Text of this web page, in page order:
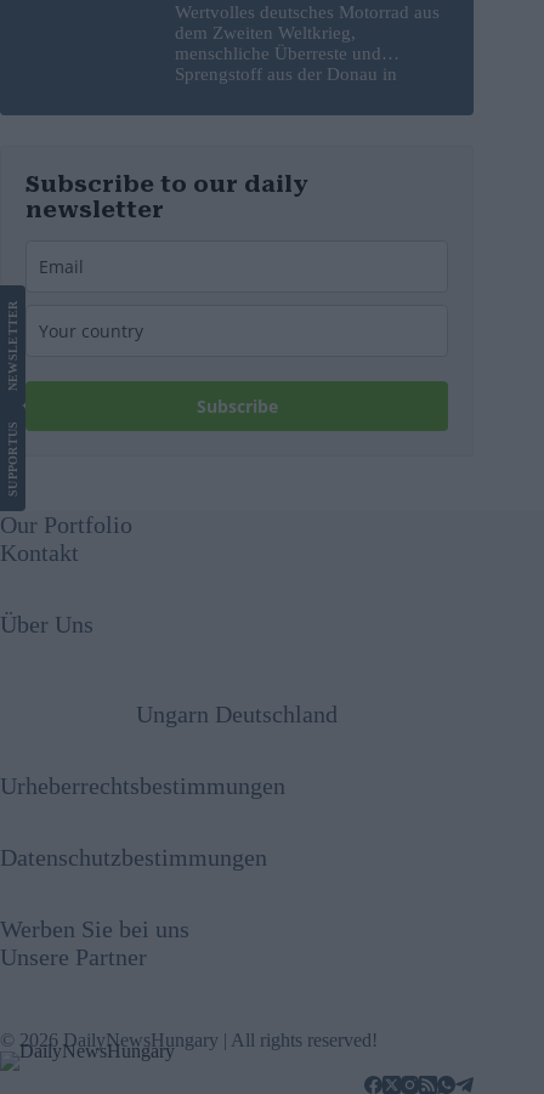
Wertvolles deutsches Motorrad aus
dem Zweiten Weltkrieg,
menschliche Überreste und
Sprengstoff aus der Donau in
Subscribe to our daily
newsletter
Subscribe
SUPPORT
US
NEWS
LETTER
Our Portfolio
Kontakt
Über Uns
Ungarn Deutschland
Urheberrechtsbestimmungen
Datenschutzbestimmungen
Werben Sie bei uns
Unsere Partner
© 2026 DailyNewsHungary | All rights reserved!